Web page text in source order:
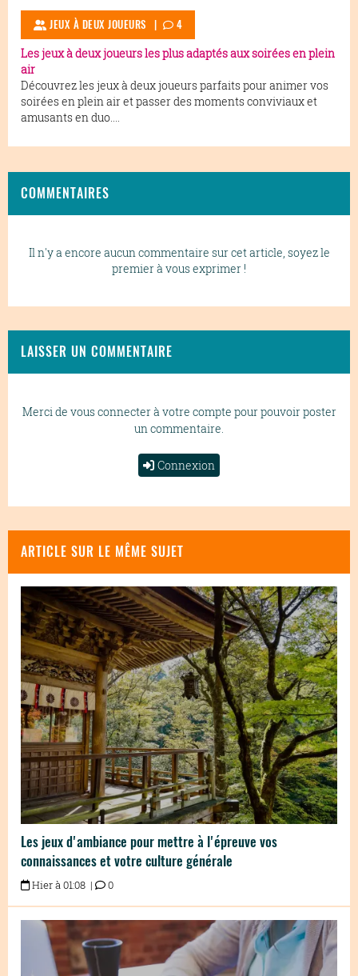
JEUX À DEUX JOUEURS | 4
Les jeux à deux joueurs les plus adaptés aux soirées en plein
air
Découvrez les jeux à deux joueurs parfaits pour animer vos
soirées en plein air et passer des moments conviviaux et
amusants en duo....
COMMENTAIRES
Il n'y a encore aucun commentaire sur cet article, soyez le
premier à vous exprimer !
LAISSER UN COMMENTAIRE
Merci de vous connecter à votre compte pour pouvoir poster
un commentaire.
Connexion
ARTICLE SUR LE MÊME SUJET
Les jeux d'ambiance pour mettre à l'épreuve vos
connaissances et votre culture générale
Hier à 01:08 | 0